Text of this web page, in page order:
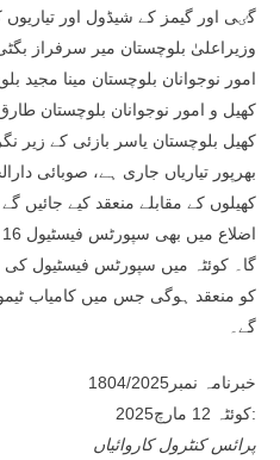
گٸی اور گیمز کے شیڈول اور
وزیراعلیٰ بلوچستان میر سرفراز
امور نوجوانان بلوچستان مینا
کھیل و امور نوجوانان بلوچستان
کھیل بلوچستان یاسر بازئی کے زیر
کو منعقد ہوگی جس میں کامیاب
گے۔
خبرنامہ نمبر1804/2025
کوئٹہ 12 مارچ2025:
پرائس کنٹرول کاروائیاں